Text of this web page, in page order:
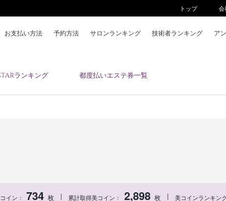
トップ 会
お支払い方法 予約方法 サロンランキング 技術者ランキング ア
ランキング 都度払いエステ券一覧
お支払い方法
予約方法
イン： 734 枚 | 累計取得美コイン： 2,898枚 | 美コインランキン